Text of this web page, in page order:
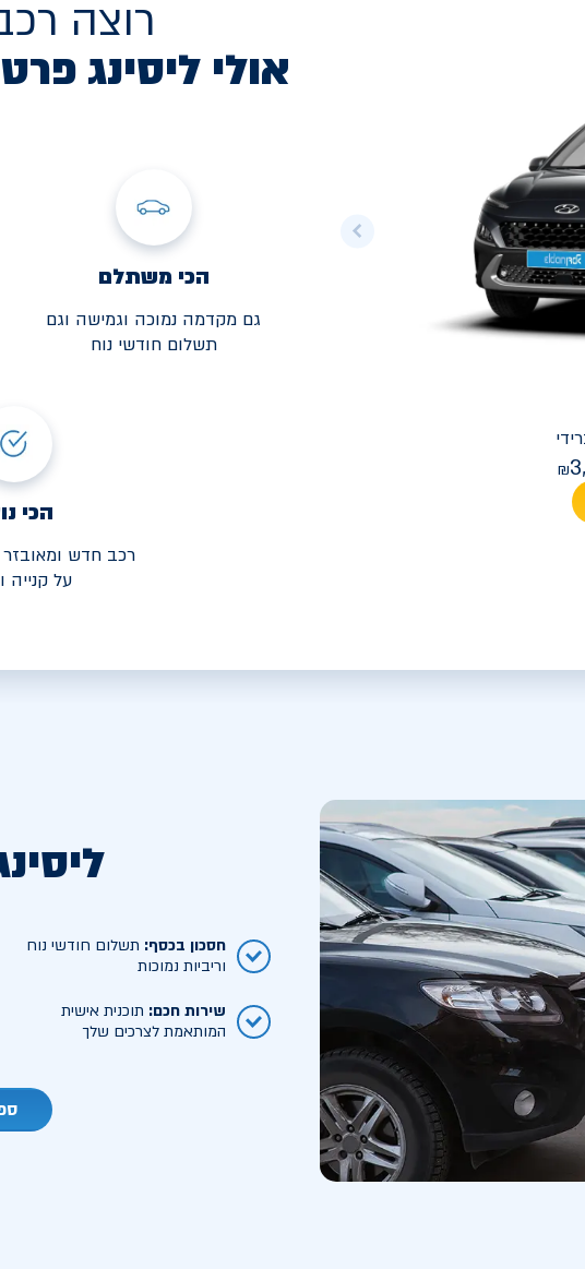
רוצה
אולי ליסינג
הכי משתלם
גם מקדמה נמוכה וגמישה וגם
תשלום חודשי נוח
הכי
רכב חדש ומאובזר
על קנייה
מחיר חודשי החל מ-
חסכון בכסף: תשלום חודשי נוח
וריביות נמוכות
שירות חכם: תוכנית אישית
המותאמת לצרכים שלך